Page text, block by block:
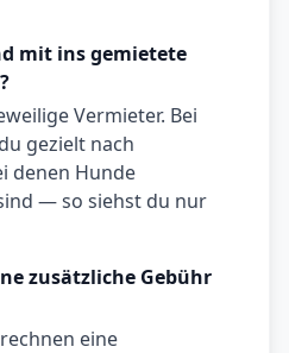
mit ins gemietete
Vermieter. Bei
gezielt nach
denen Hunde
— so siehst du nur
zusätzliche Gebühr
eine